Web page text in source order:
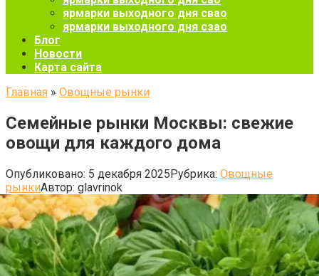
ярмарки выходного дня свао
ярмарки выходного дня сзао
Блог
Новости
Карта сайта
Главная » Овощные рынки
Семейные рынки Москвы: свежие
овощи для каждого дома
Опубликовано: 5 декабря 2025Рубрика: Овощные
рынкиАвтор: glavrinok